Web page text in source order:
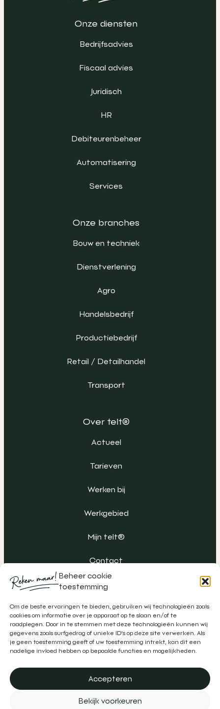
Beheer cookie
toestemming
Om de beste ervaringen te bieden, gebruiken wij technologieën zoals
cookies om informatie over je apparaat op te slaan en/of te
raadplegen. Door in te stemmen met deze technologieën kunnen wij
gegevens zoals surfgedrag of unieke ID's op deze site verwerken. Als
je geen toestemming geeft of uw toestemming intrekt, kan dit een
nadelige invloed hebben op bepaalde functies en mogelijkheden.
Accepteren
Bekijk voorkeuren
Onze diensten
Bedrijfsadvies
Fiscaal advies
Juridisch
HR
Debiteurenbeheer
Automatisering
Services
Onze branches
Bouw en techniek
Dienstverlening
Agro
Handelsbedrijf
Productiebedrijf
Retail / Detailhandel
Transport
Over telt®
Actueel
Tarieven
Werken bij
Werkgebied
Mijn telt®
Contact
Algemene voorwaarden
Klachtenregeling
Privacy
Disclaimer